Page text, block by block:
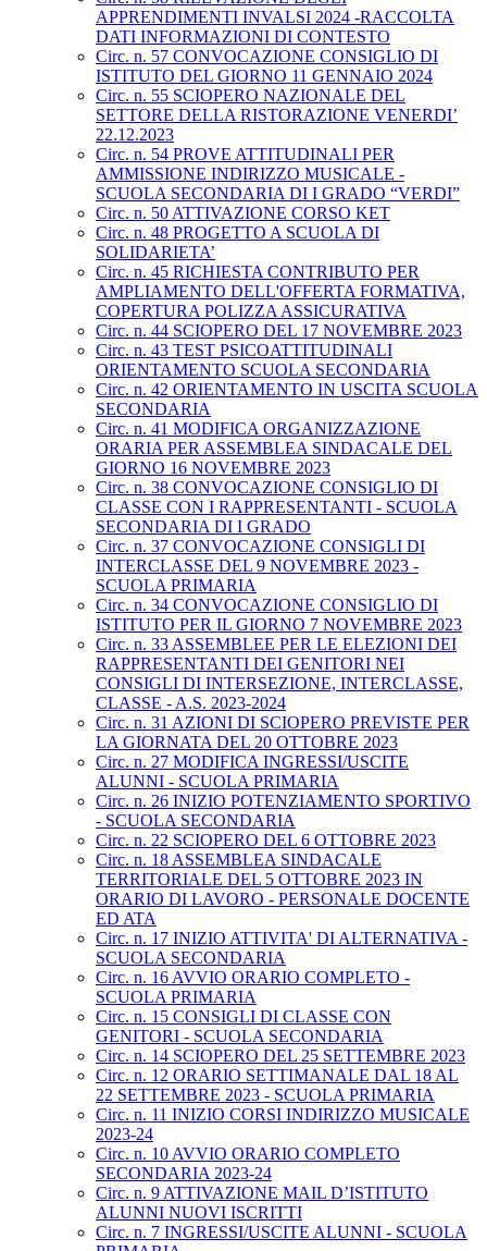
APPRENDIMENTI INVALSI 2024 -RACCOLTA
DATI INFORMAZIONI DI CONTESTO
Circ. n. 57 CONVOCAZIONE CONSIGLIO DI
ISTITUTO DEL GIORNO 11 GENNAIO 2024
Circ. n. 55 SCIOPERO NAZIONALE DEL
SETTORE DELLA RISTORAZIONE VENERDI’
22.12.2023
Circ. n. 54 PROVE ATTITUDINALI PER
AMMISSIONE INDIRIZZO MUSICALE -
SCUOLA SECONDARIA DI I GRADO “VERDI”
Circ. n. 50 ATTIVAZIONE CORSO KET
Circ. n. 48 PROGETTO A SCUOLA DI
SOLIDARIETA’
Circ. n. 45 RICHIESTA CONTRIBUTO PER
AMPLIAMENTO DELL'OFFERTA FORMATIVA,
COPERTURA POLIZZA ASSICURATIVA
Circ. n. 44 SCIOPERO DEL 17 NOVEMBRE 2023
Circ. n. 43 TEST PSICOATTITUDINALI
ORIENTAMENTO SCUOLA SECONDARIA
Circ. n. 42 ORIENTAMENTO IN USCITA SCUOLA
SECONDARIA
Circ. n. 41 MODIFICA ORGANIZZAZIONE
ORARIA PER ASSEMBLEA SINDACALE DEL
GIORNO 16 NOVEMBRE 2023
Circ. n. 38 CONVOCAZIONE CONSIGLIO DI
CLASSE CON I RAPPRESENTANTI - SCUOLA
SECONDARIA DI I GRADO
Circ. n. 37 CONVOCAZIONE CONSIGLI DI
INTERCLASSE DEL 9 NOVEMBRE 2023 -
SCUOLA PRIMARIA
Circ. n. 34 CONVOCAZIONE CONSIGLIO DI
ISTITUTO PER IL GIORNO 7 NOVEMBRE 2023
Circ. n. 33 ASSEMBLEE PER LE ELEZIONI DEI
RAPPRESENTANTI DEI GENITORI NEI
CONSIGLI DI INTERSEZIONE, INTERCLASSE,
CLASSE - A.S. 2023-2024
Circ. n. 31 AZIONI DI SCIOPERO PREVISTE PER
LA GIORNATA DEL 20 OTTOBRE 2023
Circ. n. 27 MODIFICA INGRESSI/USCITE
ALUNNI - SCUOLA PRIMARIA
Circ. n. 26 INIZIO POTENZIAMENTO SPORTIVO
- SCUOLA SECONDARIA
Circ. n. 22 SCIOPERO DEL 6 OTTOBRE 2023
Circ. n. 18 ASSEMBLEA SINDACALE
TERRITORIALE DEL 5 OTTOBRE 2023 IN
ORARIO DI LAVORO - PERSONALE DOCENTE
ED ATA
Circ. n. 17 INIZIO ATTIVITA' DI ALTERNATIVA -
SCUOLA SECONDARIA
Circ. n. 16 AVVIO ORARIO COMPLETO -
SCUOLA PRIMARIA
Circ. n. 15 CONSIGLI DI CLASSE CON
GENITORI - SCUOLA SECONDARIA
Circ. n. 14 SCIOPERO DEL 25 SETTEMBRE 2023
Circ. n. 12 ORARIO SETTIMANALE DAL 18 AL
22 SETTEMBRE 2023 - SCUOLA PRIMARIA
Circ. n. 11 INIZIO CORSI INDIRIZZO MUSICALE
2023-24
Circ. n. 10 AVVIO ORARIO COMPLETO
SECONDARIA 2023-24
Circ. n. 9 ATTIVAZIONE MAIL D’ISTITUTO
ALUNNI NUOVI ISCRITTI
Circ. n. 7 INGRESSI/USCITE ALUNNI - SCUOLA